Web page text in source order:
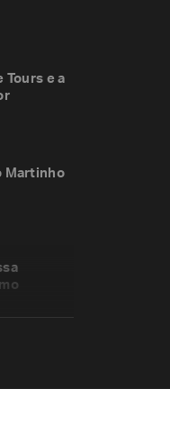
Tours e a
Martinho